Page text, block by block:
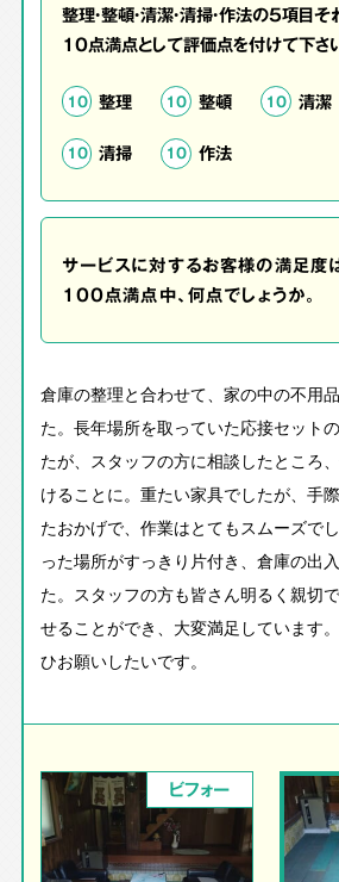
整理・整頓・清潔・清掃・作法の5項目
10点満点として評価点を付けて下さ
10 整理 10 整頓 10 清潔
10 清掃 10 作法
サービスに対するお客様の満足度
100点満点中、何点でしょうか。
倉庫の整理と合わせて、家の中の不用
た。長年場所を取っていた応接セット
たが、スタッフの方に相談したところ
けることに。重たい家具でしたが、手
たおかげで、作業はとてもスムーズで
った場所がすっきり片付き、倉庫の出
た。スタッフの方も皆さん明るく親切
せることができ、大変満足しています
ひお願いしたいです。
ビフォー